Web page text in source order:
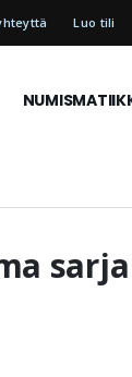
Luo tili